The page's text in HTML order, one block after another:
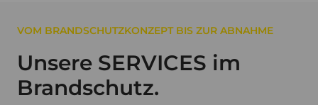
VOM BRANDSCHUTZKONZEPT BIS ZUR ABNAHME
Unsere SERVICES im
Brandschutz.